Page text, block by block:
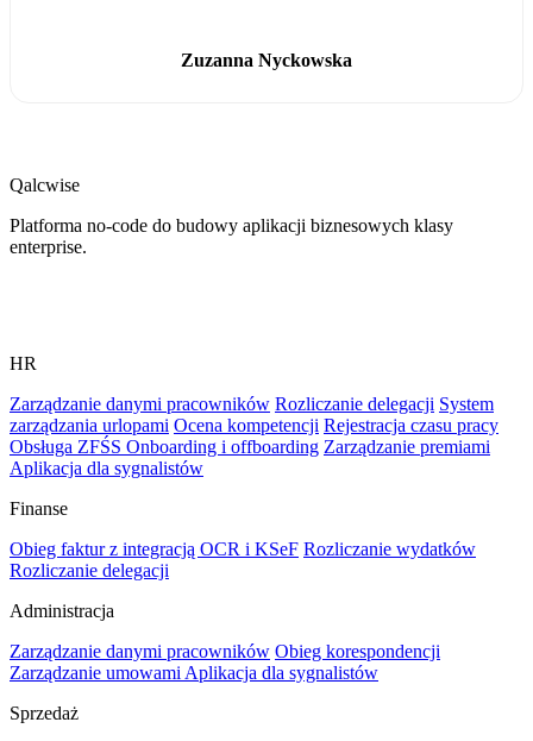
Zuzanna Nyckowska
Qalcwise
Platforma no-code do budowy aplikacji biznesowych klasy
enterprise.
HR
Zarządzanie danymi pracowników Rozliczanie delegacji System
zarządzania urlopami Ocena kompetencji Rejestracja czasu pracy
Obsługa ZFŚS Onboarding i offboarding Zarządzanie premiami
Aplikacja dla sygnalistów
Finanse
Obieg faktur z integracją OCR i KSeF Rozliczanie wydatków
Rozliczanie delegacji
Administracja
Zarządzanie danymi pracowników Obieg korespondencji
Zarządzanie umowami Aplikacja dla sygnalistów
Sprzedaż